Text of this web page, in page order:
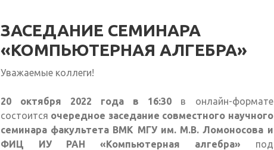
ЗАСЕДАНИЕ СЕМИНАРА
«КОМПЬЮТЕРНАЯ АЛГЕБРА»
Уважаемые коллеги!
20 октября 2022 года в 16:30 в онлайн-формате
состоится очередное заседание совместного научного
семинара факультета ВМК МГУ им. М.В. Ломоносова и
ФИЦ ИУ РАН «Компьютерная алгебра» под